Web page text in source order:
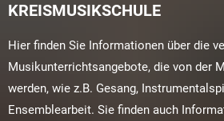
KREISMUSIKSCHULE
Hier finden Sie Informationen über die
Musikunterrichtsangebote, die von der
werden, wie z.B. Gesang,
Ensemblearbeit. Sie finden auch